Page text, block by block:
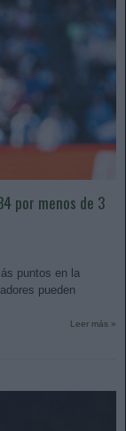
por menos de 3
puntos en la
pueden
Leer más »